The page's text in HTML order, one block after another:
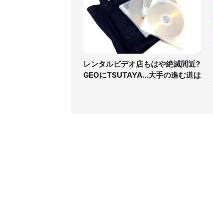
レンタルビデオ店もはや絶滅間近?
GEOにTSUTAYA...大手の進む道は